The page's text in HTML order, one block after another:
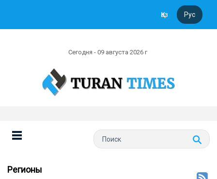
Қаз Рус
Сегодня - 09 августа 2026 г
Регионы